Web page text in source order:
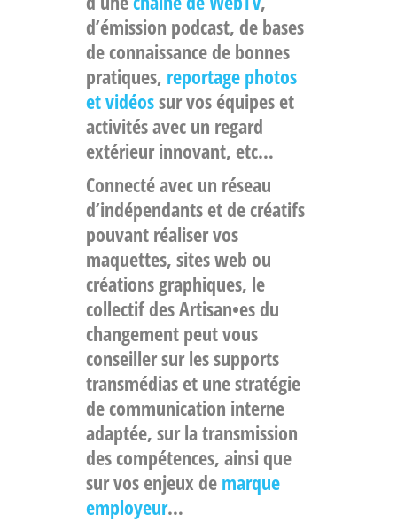
d’émission podcast, de bases
de connaissance de bonnes
pratiques, reportage photos
et vidéossur vos équipes et
activités avec un regard
extérieur innovant, etc…
Connecté avec un réseau
d’indépendants et de créatifs
pouvant réaliser vos
maquettes, sites web ou
créations graphiques, le
collectif des Artisan•es du
changement peut vous
conseiller sur les supports
transmédias et une stratégie
de communication interne
adaptée, sur la transmission
des compétences, ainsi que
sur vos enjeux de marque
employeur…